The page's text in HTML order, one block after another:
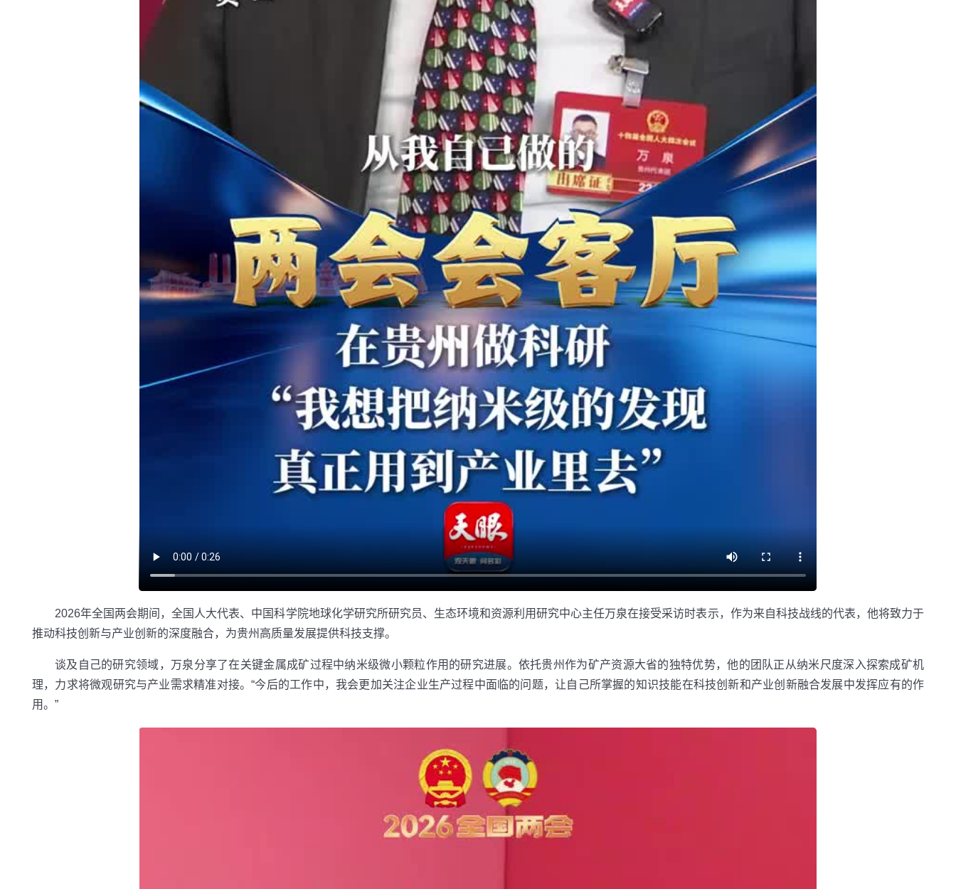
2026年全国两会期间，全国人大代表、中国科学院地球化学研究所研究员、生态环境和资源利用研究中心主任万泉在接受采访时表示，作为来自科技战线的代表，他将致力于
推动科技创新与产业创新的深度融合，为贵州高质量发展提供科技支撑。
谈及自己的研究领域，万泉分享了在关键金属成矿过程中纳米级微小颗粒作用的研究进展。依托贵州作为矿产资源大省的独特优势，他的团队正从纳米尺度深入探索成矿机
理，力求将微观研究与产业需求精准对接。“今后的工作中，我会更加关注企业生产过程中面临的问题，让自己所掌握的知识技能在科技创新和产业创新融合发展中发挥应有的作
用。”